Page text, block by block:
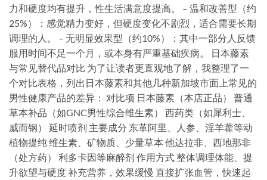
力和硬度均有提升，性生活满意度提高。 – 温和改善型（约
25%）：感觉精力变好，但硬度变化不剧烈，适合需要长期
调理的人。 – 无明显效果型（约10%）：其中一部分人反馈
服用时间不足一个月，或本身有严重基础疾病。 日本藤素
与常见替代品对比 为了让读者更直观地了解，我整理了一
个对比表格，列出日本藤素和其他几种新加坡市面上常见的
男性健康产品的差异： 对比项 日本藤素（本店正品） 普通
草本补品（如GNC男性综合维生素） 西药类（如犀利士、
威而钢） 延时喷剂 主要成分 东革阿里、人参、淫羊藿等动
植物提纯 维生素、矿物质、少量草本 他达拉非、西地那非
（处方药） 利多卡因等麻醉剂 作用方式 整体调理体能、提
升欲望与硬度 补充营养，效果缓慢 直接扩张血管，快速起